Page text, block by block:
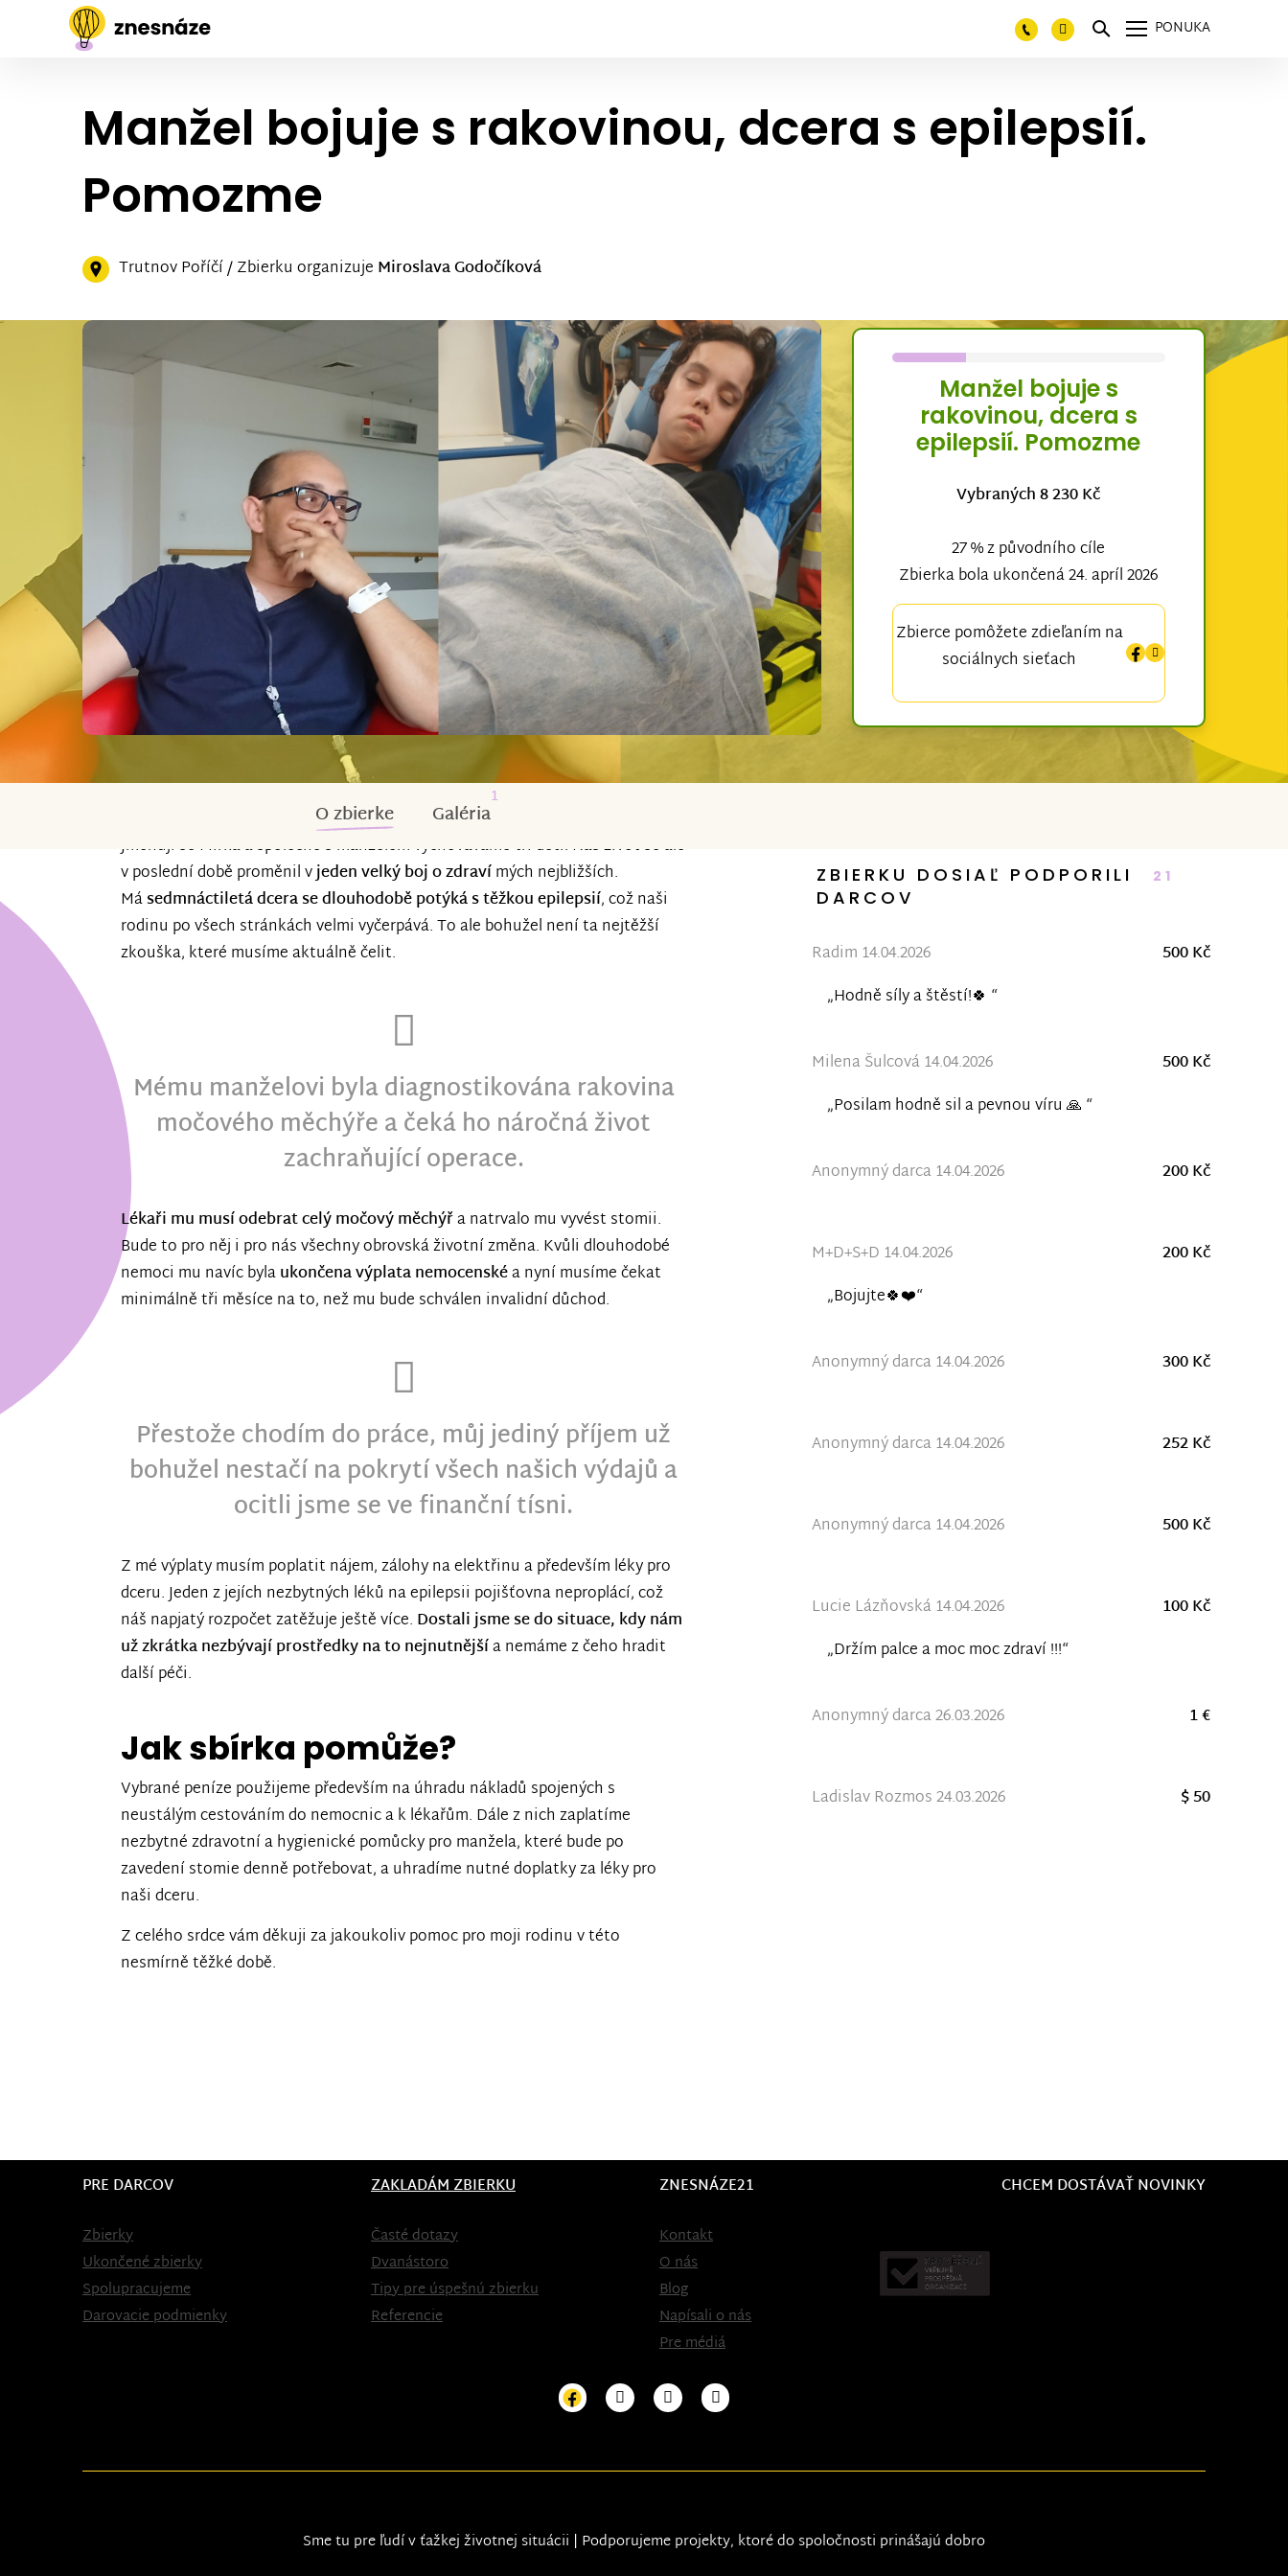
PONUKA
Manžel bojuje s rakovinou, dcera s epilepsií.
Pomozme
Trutnov Poříčí / Zbierku organizuje Miroslava Godočíková
Manžel bojuje s
rakovinou, dcera s
epilepsií. Pomozme
Vybraných 8 230 Kč
27 % z původního cíle
Zbierka bola ukončená 24. apríl 2026
Zbierce pomôžete zdieľaním na
sociálnych sieťach
O zbierke Galéria
1
Jmenuji se Mirka a společně s manželem vychováváme tři děti. Náš život se ale
v poslední době proměnil vjeden velký boj o zdravímých nejbližších.
Másedmnáctiletá dcera se dlouhodobě potýká s těžkou epilepsií, což naši
rodinu po všech stránkách velmi vyčerpává. To ale bohužel není ta nejtěžší
zkouška, které musíme aktuálně čelit.
Mému manželovi byla diagnostikována rakovina
močového měchýře a čeká ho náročná život
zachraňující operace.
Lékaři mu musí odebrat celý močový měchýřa natrvalo mu vyvést stomii.
Bude to pro něj i pro nás všechny obrovská životní změna. Kvůli dlouhodobé
nemoci mu navíc bylaukončena výplata nemocenskéa nyní musíme čekat
minimálně tři měsíce na to, než mu bude schválen invalidní důchod.
Přestože chodím do práce, můj jediný příjem už
bohužel nestačí na pokrytí všech našich výdajů a
ocitli jsme se ve finanční tísni.
Z mé výplaty musím poplatit nájem, zálohy na elektřinu a především léky pro
dceru. Jeden z jejích nezbytných léků na epilepsii pojišťovna neproplácí, což
náš napjatý rozpočet zatěžuje ještě více. Dostali jsme se do situace, kdy nám
už zkrátka nezbývají prostředky na to nejnutnějšía nemáme z čeho hradit
další péči.
Jak sbírka pomůže?
Vybrané peníze použijeme především na úhradu nákladů spojených s
neustálým cestováním do nemocnic a k lékařům. Dále z nich zaplatíme
nezbytné zdravotní a hygienické pomůcky pro manžela, které bude po
zavedení stomie denně potřebovat, a uhradíme nutné doplatky za léky pro
naši dceru.
Z celého srdce vám děkuji za jakoukoliv pomoc pro moji rodinu v této
nesmírně těžké době.
ZBIERKU DOSIAĽ PODPORILI 21
DARCOV
Radim 14.04.2026
500 Kč
„Hodně síly a štěstí!🍀 “
Milena Šulcová 14.04.2026
500 Kč
„Posilam hodně sil a pevnou víru 🙏 “
Anonymný darca 14.04.2026 200 Kč
M+D+S+D 14.04.2026
200 Kč
„Bojujte🍀❤️“
Anonymný darca 14.04.2026 300 Kč
Anonymný darca 14.04.2026 252 Kč
Anonymný darca 14.04.2026 500 Kč
Lucie Lázňovská 14.04.2026
100 Kč
„Držím palce a moc moc zdraví !!!“
Anonymný darca 26.03.2026 1 €
Ladislav Rozmos 24.03.2026 $ 50
PRE DARCOV
Zbierky
Ukončené zbierky
Spolupracujeme
Darovacie podmienky
ZAKLADÁM ZBIERKU
Časté dotazy
Dvanástoro
Tipy pre úspešnú zbierku
Referencie
ZNESNÁZE21
Kontakt
O nás
Blog
Napísali o nás
Pre médiá
CHCEM DOSTÁVAŤ NOVINKY
Sme tu pre ľudí v ťažkej životnej situácii | Podporujeme projekty, ktoré do spoločnosti prinášajú dobro